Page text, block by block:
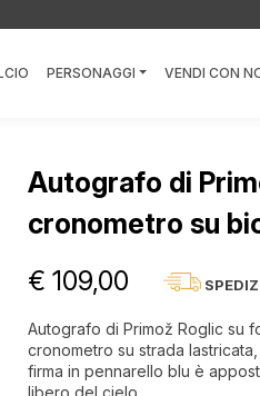
PERSONAGGI VENDI CON
Autografo di
cronometro su
€ 109,00
Autografo di Primož Roglic su
cronometro su strada
firma in pennarello blu è
libero del cielo.